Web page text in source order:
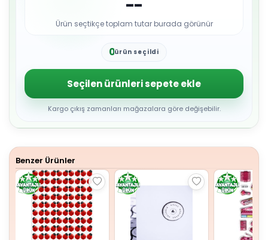
--
Ürün seçtikçe toplam tutar burada görünür
0
2
3
4
5
6
8
ürün seçildi
Seçilen ürünleri sepete ekle
Kargo çıkış zamanları mağazalara göre değişebilir.
Benzer Ürünler